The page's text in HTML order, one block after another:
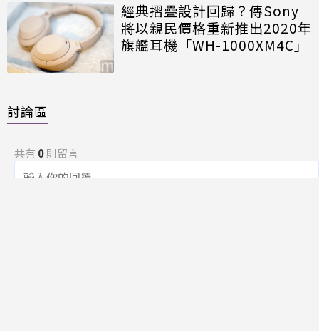
經典摺疊設計回歸？傳Sony
將以親民價格重新推出2020年
旗艦耳機「WH-1000XM4C」
討論區
共有 0則留言